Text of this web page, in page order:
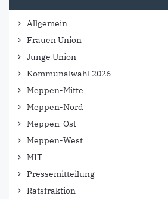
Allgemein
Frauen Union
Junge Union
Kommunalwahl 2026
Meppen-Mitte
Meppen-Nord
Meppen-Ost
Meppen-West
MIT
Pressemitteilung
Ratsfraktion